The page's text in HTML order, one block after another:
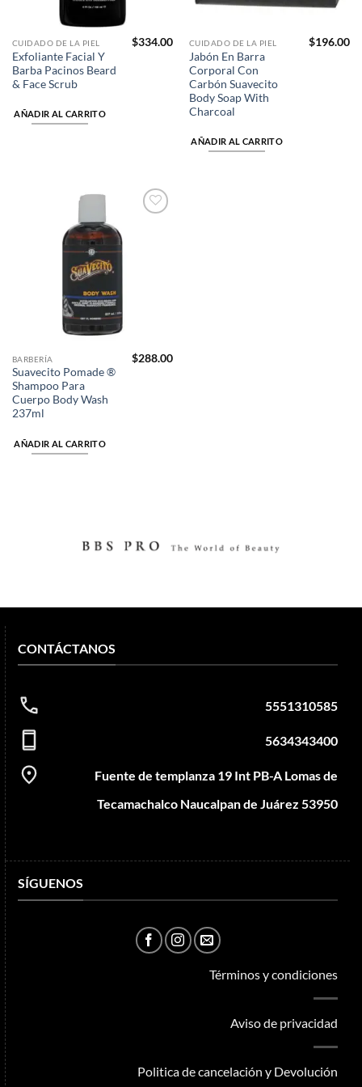
CUIDADO DE LA PIEL
Exfoliante Facial Y
Barba Pacinos Beard
& Face Scrub
$334.00
AÑADIR AL CARRITO
CUIDADO DE LA PIEL
Jabón En Barra
Corporal Con
Carbón Suavecito
Body Soap With
Charcoal
$196.00
AÑADIR AL CARRITO
BARBERÍA
Suavecito Pomade ®
Shampoo Para
Cuerpo Body Wash
237ml
$288.00
AÑADIR AL CARRITO
CONTÁCTANOS
5551310585
5634343400
Fuente de templanza 19 Int PB-A Lomas de
Tecamachalco Naucalpan de Juárez 53950
SÍGUENOS
Términos y condiciones
Aviso de privacidad
Politica de cancelación y Devolución